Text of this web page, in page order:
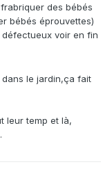
des bébés
bébés éprouvettes)
voir en fin
le jardin,ça fait
leur temp et là,